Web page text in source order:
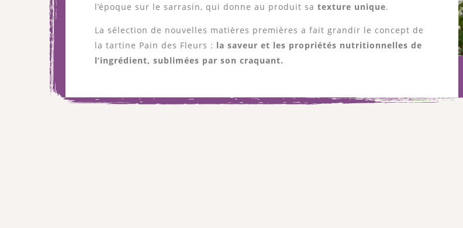
l’époque sur le sarrasin, qui donne au produit sa texture unique.
La sélection de nouvelles matières premières a fait grandir le concept de
la tartine Pain des Fleurs : la saveur et les propriétés nutritionnelles de
l’ingrédient, sublimées par son craquant.